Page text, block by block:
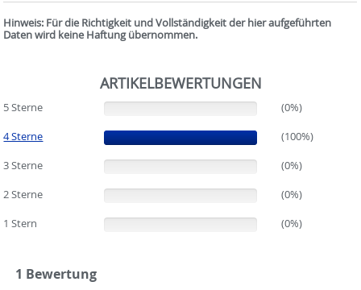
Hinweis: Für die Richtigkeit und Vollständigkeit der hier aufgeführten
Daten wird keine Haftung übernommen.
ARTIKELBEWERTUNGEN
5 Sterne
(0%)
4 Sterne
(100%)
(100%)
3 Sterne
(0%)
2 Sterne
(0%)
1 Stern
(0%)
1 Bewertung